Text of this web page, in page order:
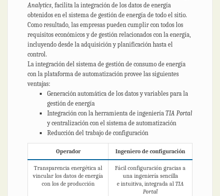
Analytics, facilita la integración de los datos de energía
obtenidos en el sistema de gestión de energía de todo el sitio.
Como resultado, las empresas pueden cumplir con todos los
requisitos económicos y de gestión relacionados con la energía,
incluyendo desde la adquisición y planificación hasta el
control.
La integración del sistema de gestión de consumo de energía
con la plataforma de automatización provee las siguientes
ventajas:
Generación automática de los datos y variables para la
gestión de energía
Integración con la herramienta de ingeniería TIA Portal
y centralización con el sistema de automatización
Reducción del trabajo de configuración
Operador Ingeniero de configuración
Transparencia energética al
vincular los datos de energía
con los de producción
Fácil configuración gracias a
una ingeniería sencilla
e intuitiva, integrada al TIA
Portal